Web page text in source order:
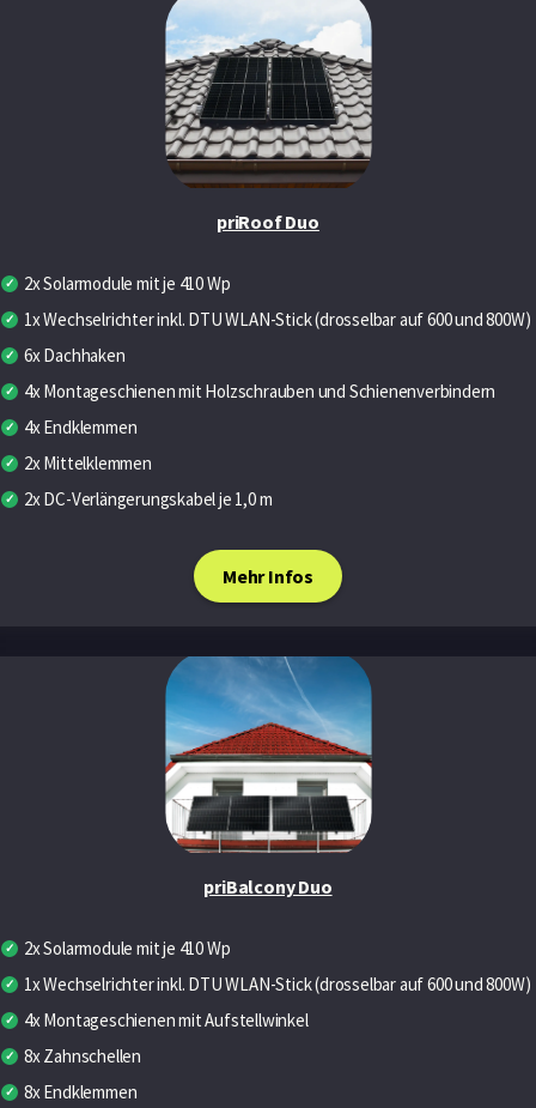
priRoof Duo
2x Solarmodule mit je 410 Wp
1x Wechselrichter inkl. DTU WLAN-Stick (drosselbar auf 600 und 800W)
6x Dachhaken
4x Montageschienen mit Holzschrauben und Schienenverbindern
4x Endklemmen
2x Mittelklemmen
2x DC-Verlängerungskabel je 1,0 m
Mehr Infos
priBalcony Duo
2x Solarmodule mit je 410 Wp
1x Wechselrichter inkl. DTU WLAN-Stick (drosselbar auf 600 und 800W)
4x Montageschienen mit Aufstellwinkel
8x Zahnschellen
8x Endklemmen